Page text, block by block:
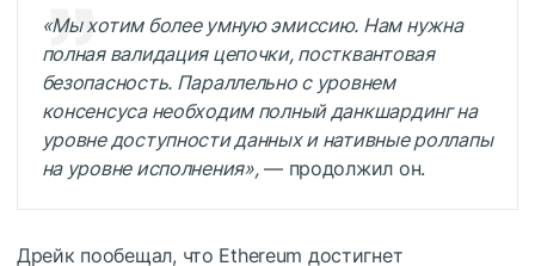
«Мы хотим более умную эмиссию. Нам нужна
полная валидация цепочки, постквантовая
безопасность. Параллельно с уровнем
консенсуса необходим полныйданкшардингна
уровне доступности данных и нативныероллапы
на уровне исполнения»,— продолжил он.
Дрейк пообещал, что Ethereum достигнет